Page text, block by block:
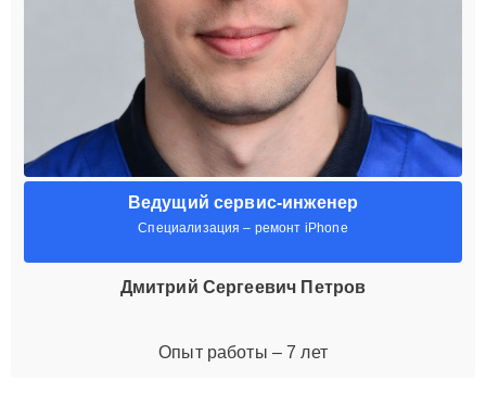
Ведущий сервис-инженер
Специализация – ремонт iPhone
Дмитрий Сергеевич Петров
Опыт работы – 7 лет